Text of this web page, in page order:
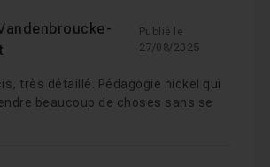
calques et des groupes dans
complète sur les calques
options simples indispensables
Publié le
27/08/2025
très détaillé. Pédagogie nickel qui
beaucoup de choses sans se